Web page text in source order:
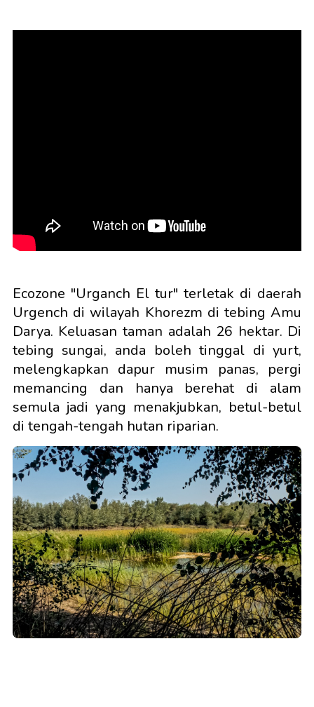
Ecozone "Urganch El tur" terletak di daerah
Urgench di wilayah Khorezm di tebing Amu
Darya. Keluasan taman adalah 26 hektar. Di
tebing sungai, anda boleh tinggal di yurt,
melengkapkan dapur musim panas, pergi
memancing dan hanya berehat di alam
semula jadi yang menakjubkan, betul-betul
di tengah-tengah hutan riparian.